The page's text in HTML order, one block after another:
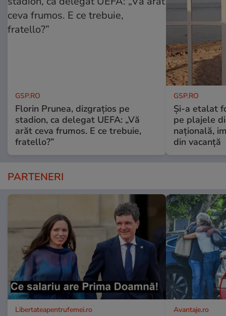
GSP.RO
Florin Prunea, dizgrațios pe
stadion, ca delegat UEFA: „Vă
arăt ceva frumos. E ce trebuie,
fratello?”
GSP.RO
Și-a etalat
pe plajele
națională,
din vacanță
PARTENERI
Libertateapentrufemei.ro Avantaje.ro